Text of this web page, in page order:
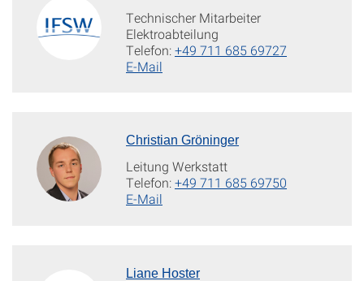
Technischer Mitarbeiter
Elektroabteilung
Telefon:+49 711 685 69727
E-Mail
Christian Gröninger
Leitung Werkstatt
Telefon:+49 711 685 69750
E-Mail
Liane Hoster